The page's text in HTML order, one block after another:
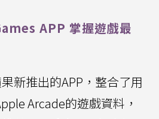
APP 掌握遊戲最
新推出的APP，整合了用
Arcade的遊戲資料，